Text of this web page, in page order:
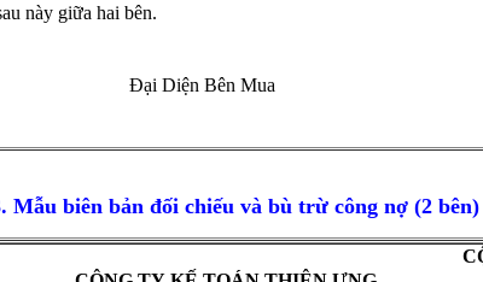
này giữa hai bên.
Đại Diện Bên Mua
Mẫu biên bản đối chiếu và bù trừ công nợ (2 bên)